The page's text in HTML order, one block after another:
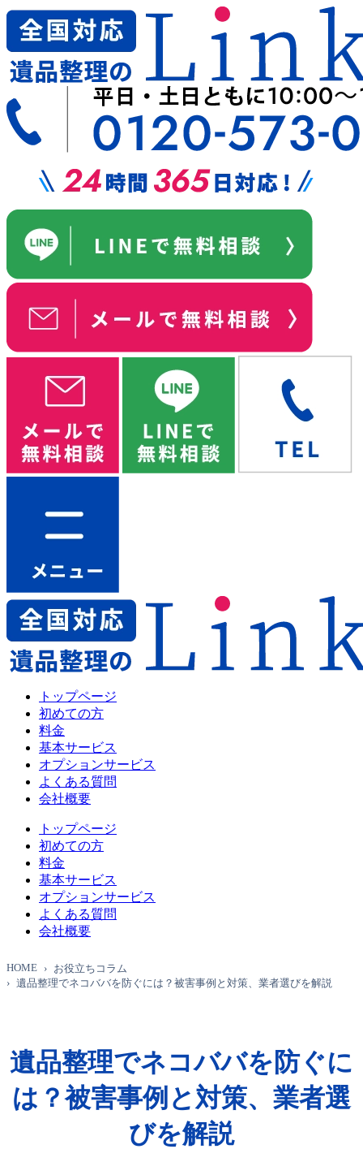
トップページ
初めての方
料金
基本サービス
オプションサービス
よくある質問
会社概要
トップページ
初めての方
料金
基本サービス
オプションサービス
よくある質問
会社概要
HOME
お役立ちコラム
遺品整理でネコババを防ぐには？被害事例と対策、業者選びを解説
遺品整理でネコババを防ぐに
は？被害事例と対策、業者選
びを解説